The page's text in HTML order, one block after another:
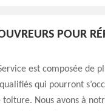
POUR
est composée de
qui pourront
Nous avons à